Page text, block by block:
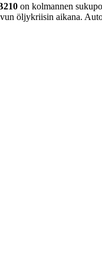
on kolmannen
öljykriisin aikana.